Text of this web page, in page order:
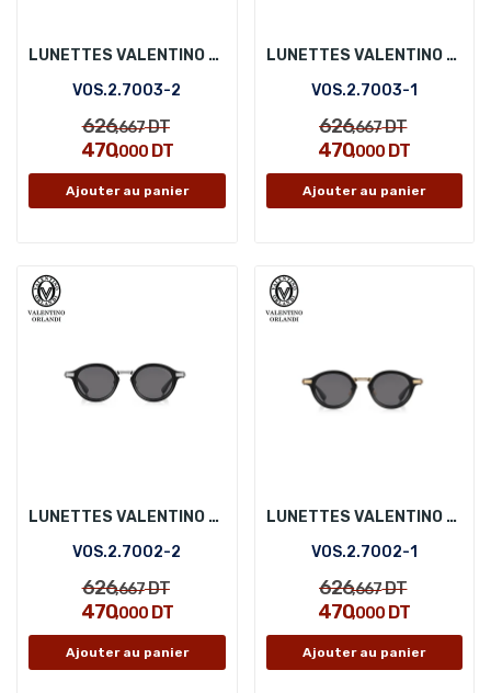
LUNETTES VALENTINO ORLANDI VOS.2.7003-2
VOS.2.7003-2
626,667DT
470,000DT
Ajouter au panier
LUNETTES VALENTINO ORLANDI VOS.2.7003-1
VOS.2.7003-1
626,667DT
470,000 DT
Ajouter au panier
LUNETTES VALENTINO ORLANDI VOS.2.7002-2
VOS.2.7002-2
626,667DT
470,000DT
Ajouter au panier
LUNETTES VALENTINO ORLANDI VOS.2.7002-1
VOS.2.7002-1
626,667DT
470,000 DT
Ajouter au panier